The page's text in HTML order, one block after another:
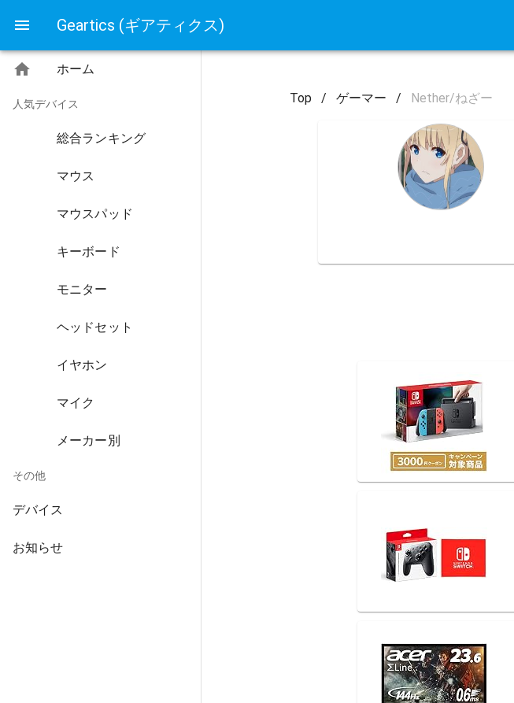
Geartics (ギアティクス)
ホーム
人気デバイス
総合ランキング
マウス
マウスパッド
キーボード
モニター
ヘッドセット
イヤホン
マイク
メーカー別
その他
デバイス
お知らせ
Top / ゲーマー / Nether/ねざー